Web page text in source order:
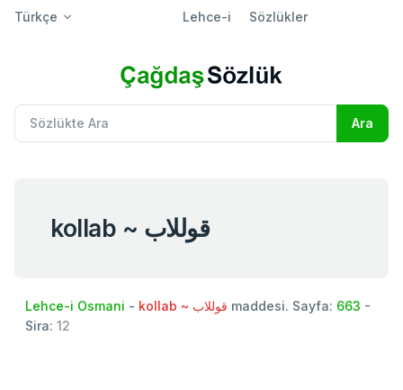
Türkçe Lehce-i Sözlükler
kollab ~ قوللاب
Lehce-i Osmani - kollab ~ قوللاب maddesi. Sayfa: 663 -
Sira: 12